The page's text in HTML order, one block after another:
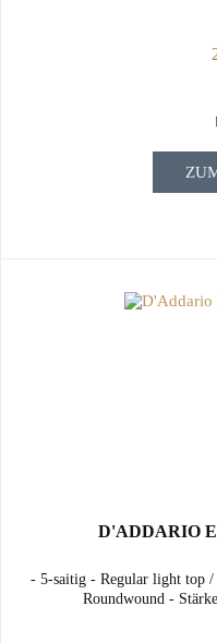
D'ADDARIO
- 5-saitig - Regular light top
Roundwound -